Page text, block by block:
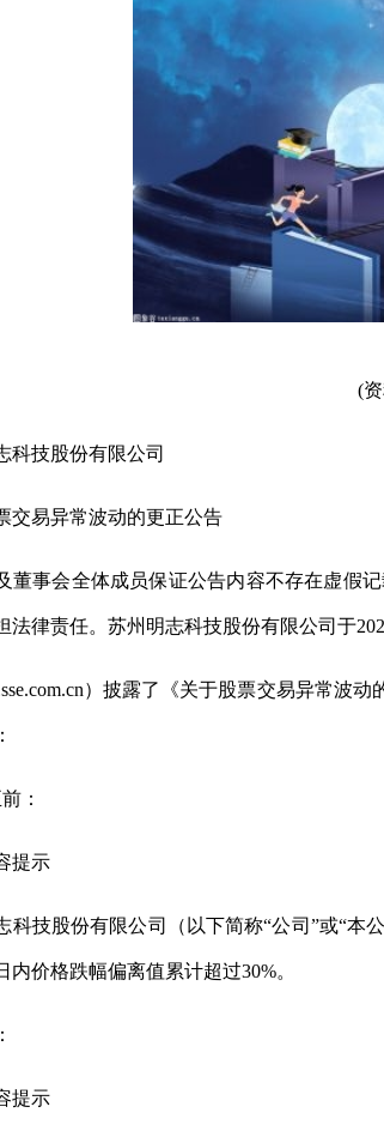
(
科技股份有限公司
交易异常波动的更正公告
董事会全体成员保证公告内容不存在虚假
法律责任。苏州明志科技股份有限公司于
）披露了《关于股票交易异常波
：
提示
科技股份有限公司（以下简称“公司”或“本
内价格跌幅偏离值累计超过30%。
提示